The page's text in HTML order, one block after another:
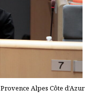
Alpes Côte d’Azur